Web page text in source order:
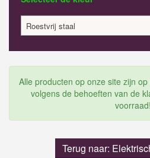
Roestvrij staal
Alle producten op onze site zijn
volgens de behoeften van de
voorraad!
Terug naar: